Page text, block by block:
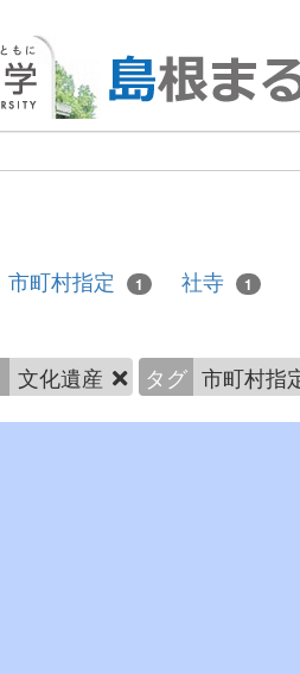
市町村指定 1 社寺 1
文化遺産 タグ 市町村指